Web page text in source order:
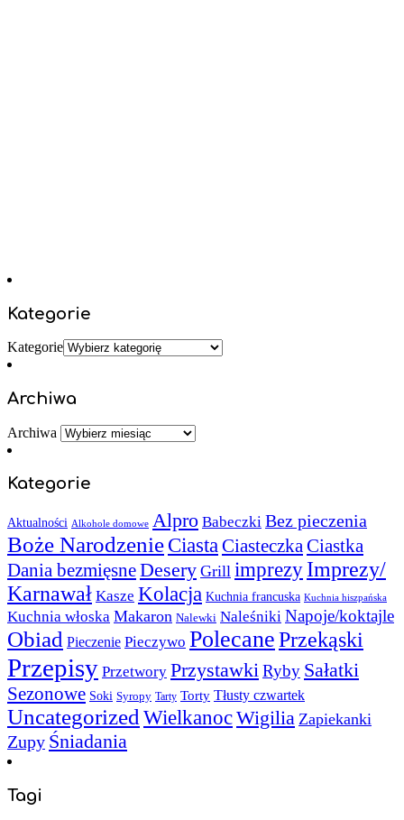
Kategorie
Kategorie
Archiwa
Archiwa
Kategorie
Aktualności Alkohole domowe Alpro Babeczki Bez pieczenia
Boże NarodzenieCiasta CiasteczkaCiastka
Dania bezmięsneDesery Grill imprezy Imprezy/
Karnawał Kasze Kolacja Kuchnia francuska Kuchnia hiszpańska
Kuchnia włoska Makaron Nalewki Naleśniki Napoje/koktajle
Obiad Pieczenie Pieczywo PolecanePrzekąski
Przepisy Przetwory PrzystawkiRyby Sałatki
Sezonowe Soki Syropy Tarty Torty Tłusty czwartek
Uncategorized WielkanocWigilia Zapiekanki
Zupy Śniadania
Tagi